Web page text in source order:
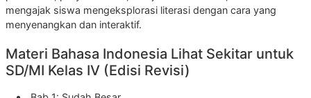
mengajak siswa mengeksplorasi literasi dengan cara yang
menyenangkan dan interaktif.
Materi Bahasa Indonesia Lihat Sekitar untuk
SD/MI Kelas IV (Edisi Revisi)